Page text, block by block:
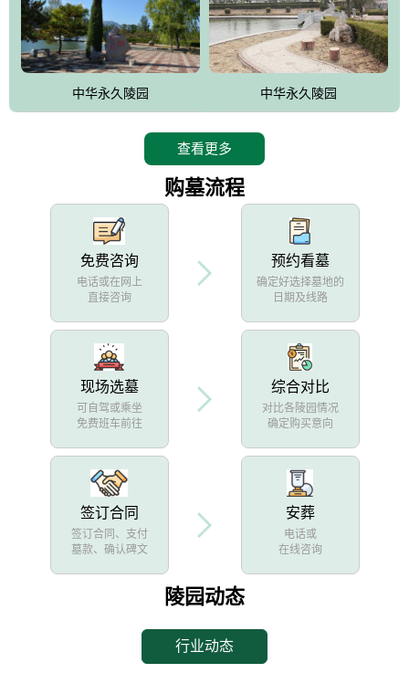
中华永久陵园 中华永久陵园
查看更多
购墓流程
免费咨询
电话或在网上
直接咨询
预约看墓
确定好选择墓地的
日期及线路
现场选墓
可自驾或乘坐
免费班车前往
综合对比
对比各陵园情况
确定购买意向
签订合同
签订合同、支付
墓款、确认碑文
安葬
电话或
在线咨询
陵园动态
行业动态